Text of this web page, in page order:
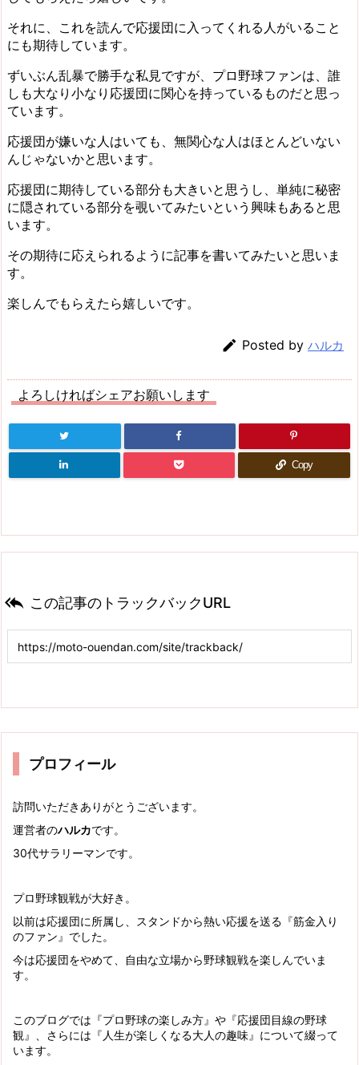
それに、これを読んで応援団に入ってくれる人がいること
にも期待しています。
ずいぶん乱暴で勝手な私見ですが、プロ野球ファンは、誰
しも大なり小なり応援団に関心を持っているものだと思っ
ています。
応援団が嫌いな人はいても、無関心な人はほとんどいない
んじゃないかと思います。
応援団に期待している部分も大きいと思うし、単純に秘密
に隠されている部分を覗いてみたいという興味もあると思
います。
その期待に応えられるように記事を書いてみたいと思いま
す。
楽しんでもらえたら嬉しいです。
 Posted by ハルカ
よろしければシェアお願いします
Copy
 この記事のトラックバックURL
プロフィール
訪問いただきありがとうございます。
運営者のハルカです。
30代サラリーマンです。
プロ野球観戦が大好き。
以前は応援団に所属し、スタンドから熱い応援を送る『筋金入り
のファン』でした。
今は応援団をやめて、自由な立場から野球観戦を楽しんでいま
す。
このブログでは『プロ野球の楽しみ方』や『応援団目線の野球
観』、さらには『人生が楽しくなる大人の趣味』について綴って
います。